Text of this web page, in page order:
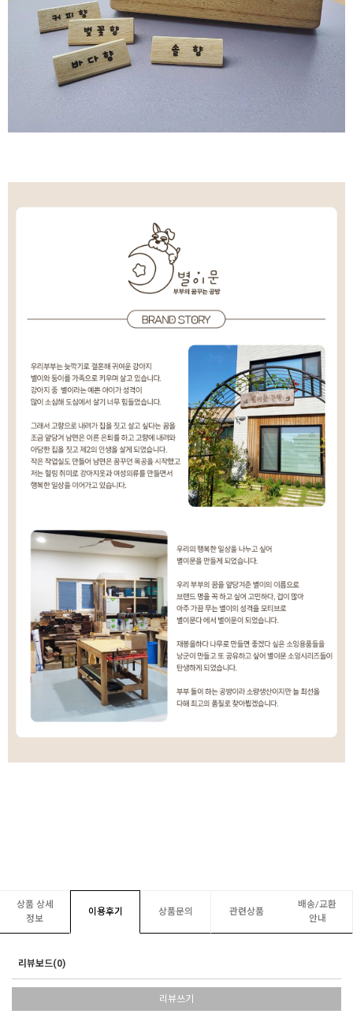
상품 상세
정보
이용후기 상품문의 관련상품
배송/교환
안내
리뷰보드(0)
리뷰쓰기